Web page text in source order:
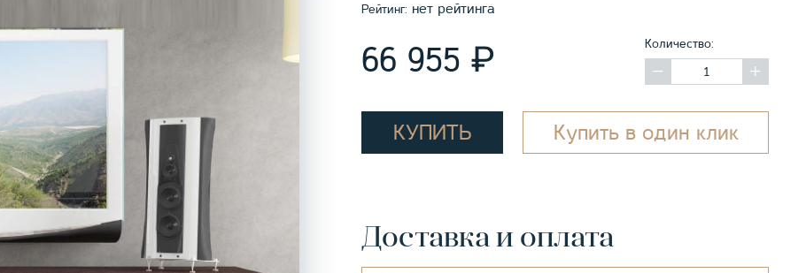
Рейтинг: нет рейтинга
66 955 ₽ Количество:
КУПИТЬ Купить в один клик
Доставка и оплата